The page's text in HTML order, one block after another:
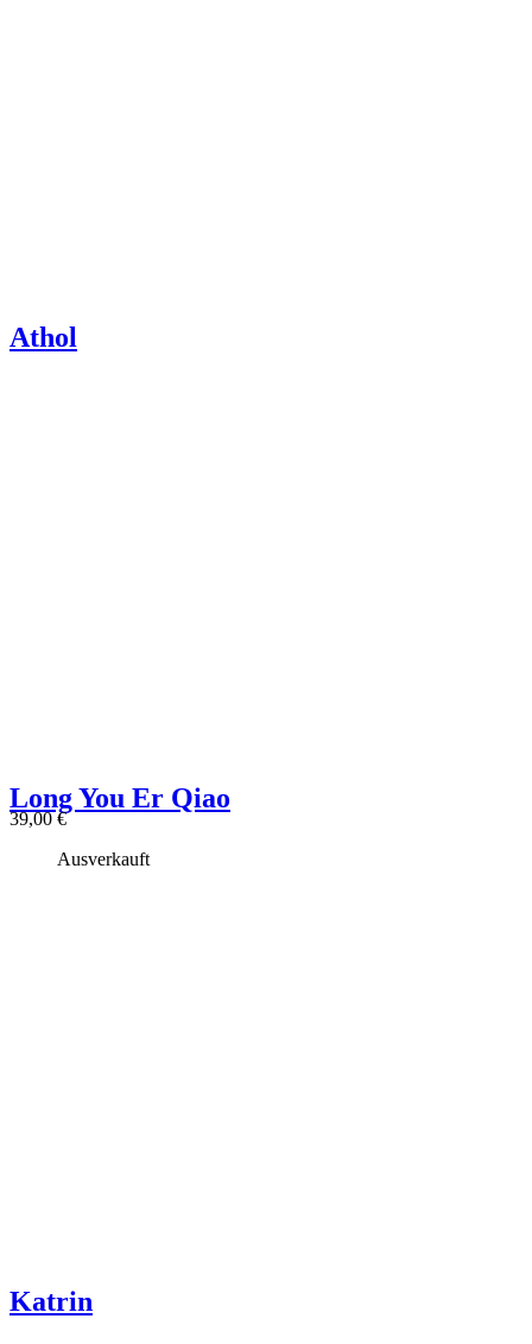
Athol
Long You Er Qiao
39,00€
Ausverkauft
Katrin